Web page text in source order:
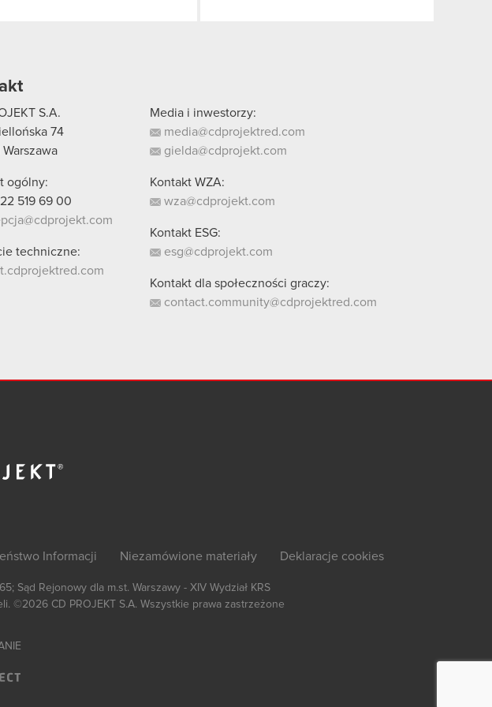
S.A.
74
Warszawa
ogólny:
22 519 69 00
techniczne:
Media i inwestorzy:
media@cdprojektred.com
gielda@cdprojekt.com
Kontakt WZA:
wza@cdprojekt.com
Kontakt ESG:
esg@cdprojekt.com
Kontakt dla społeczności graczy:
contact.community@cdprojektred.com
Informacji Niezamówione materiały Deklaracje cookies
Sąd Rejonowy dla m.st. Warszawy - XIV Wydział KRS
©2026 CD PROJEKT S.A. Wszystkie prawa zastrzeżone